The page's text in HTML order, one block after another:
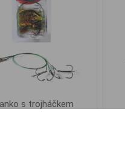
s trojháčkem